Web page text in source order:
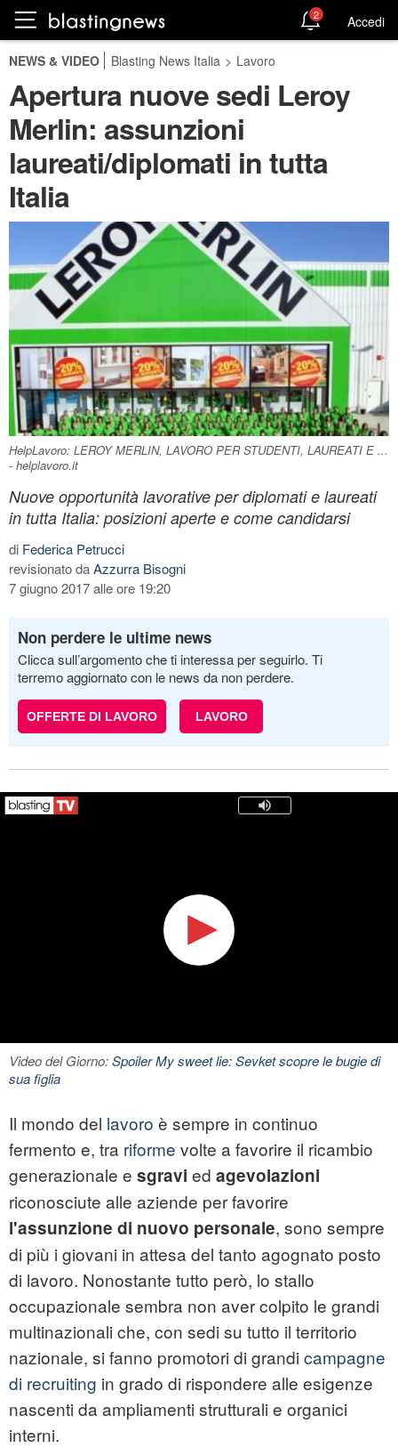
2 Accedi
NEWS & VIDEO Blasting News Italia > Lavoro
Apertura nuove sedi Leroy
Merlin: assunzioni
laureati/diplomati in tutta
Italia
HelpLavoro: LEROY MERLIN, LAVORO PER STUDENTI, LAUREATI E ...
- helplavoro.it
Nuove opportunità lavorative per diplomati e laureati
in tutta Italia: posizioni aperte e come candidarsi
di Federica Petrucci
revisionato daAzzurra Bisogni
7 giugno 2017 alle ore 19:20
Non perdere le ultime news
Clicca sull’argomento che ti interessa per seguirlo. Ti
terremo aggiornato con le news da non perdere.
OFFERTE DI LAVORO LAVORO
Video del Giorno:Spoiler My sweet lie: Sevket scopre le bugie di
sua figlia
Il mondo del lavoro è sempre in continuo
fermento e, tra riforme volte a favorire il ricambio
generazionale e sgravi ed agevolazioni
riconosciute alle aziende per favorire
l'assunzione di nuovo personale, sono sempre
di più i giovani in attesa del tanto agognato posto
di lavoro. Nonostante tutto però, lo stallo
occupazionale sembra non aver colpito le grandi
multinazionali che, con sedi su tutto il territorio
nazionale, si fanno promotori di grandi campagne
di recruiting in grado di rispondere alle esigenze
nascenti da ampliamenti strutturali e organici
interni.